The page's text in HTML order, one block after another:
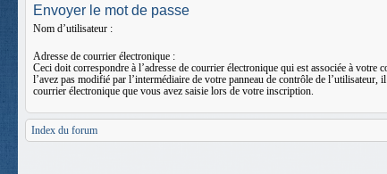
Envoyer le mot de passe
Nom d’utilisateur :
Adresse de courrier électronique :
Ceci doit correspondre à l’adresse de courrier électronique qui est associée à votre
l’avez pas modifié par l’intermédiaire de votre panneau de contrôle de l’utilisateur, il
courrier électronique que vous avez saisie lors de votre inscription.
Index du forum